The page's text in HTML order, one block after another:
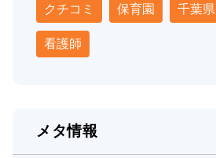
クチコミ 保育園 千葉県
看護師
メタ情報